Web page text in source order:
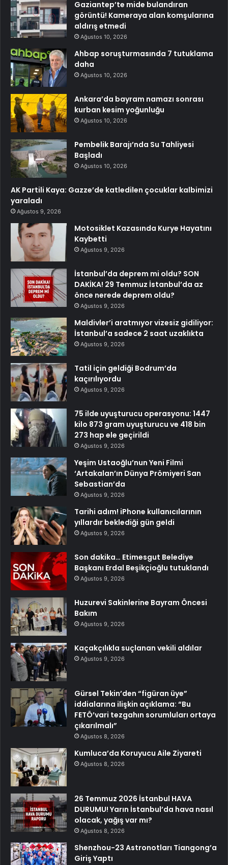
Gaziantep’te mide bulandıran
görüntü! Kameraya alan komşularına
aldırış etmedi
Ağustos 10, 2026
Ahbap soruşturmasında 7 tutuklama
daha
Ağustos 10, 2026
Ankara’da bayram namazı sonrası
kurban kesim yoğunluğu
Ağustos 10, 2026
Pembelik Barajı’nda Su Tahliyesi
Başladı
Ağustos 10, 2026
AK Partili Kaya: Gazze’de katledilen çocuklar kalbimizi
yaraladı
Ağustos 9, 2026
Motosiklet Kazasında Kurye Hayatını
Kaybetti
Ağustos 9, 2026
İstanbul’da deprem mi oldu? SON
DAKİKA! 29 Temmuz İstanbul’da az
önce nerede deprem oldu?
Ağustos 9, 2026
Maldivler’i aratmıyor vizesiz gidiliyor:
İstanbul’a sadece 2 saat uzaklıkta
Ağustos 9, 2026
Tatil için geldiği Bodrum’da
kaçırılıyordu
Ağustos 9, 2026
75 ilde uyuşturucu operasyonu: 1447
kilo 873 gram uyuşturucu ve 418 bin
273 hap ele geçirildi
Ağustos 9, 2026
Yeşim Ustaoğlu’nun Yeni Filmi
‘Artakalan’ın Dünya Prömiyeri San
Sebastian’da
Ağustos 9, 2026
Tarihi adım! iPhone kullanıcılarının
yıllardır beklediği gün geldi
Ağustos 9, 2026
Son dakika… Etimesgut Belediye
Başkanı Erdal Beşikçioğlu tutuklandı
Ağustos 9, 2026
Huzurevi Sakinlerine Bayram Öncesi
Bakım
Ağustos 9, 2026
Kaçakçılıkla suçlanan vekili aldılar
Ağustos 9, 2026
Gürsel Tekin’den “figüran üye”
iddialarına ilişkin açıklama: “Bu
FETÖ’vari tezgahın sorumluları ortaya
çıkarılmalı”
Ağustos 8, 2026
Kumluca’da Koruyucu Aile Ziyareti
Ağustos 8, 2026
26 Temmuz 2026 İstanbul HAVA
DURUMU! Yarın İstanbul’da hava nasıl
olacak, yağış var mı?
Ağustos 8, 2026
Shenzhou-23 Astronotları Tiangong’a
Giriş Yaptı